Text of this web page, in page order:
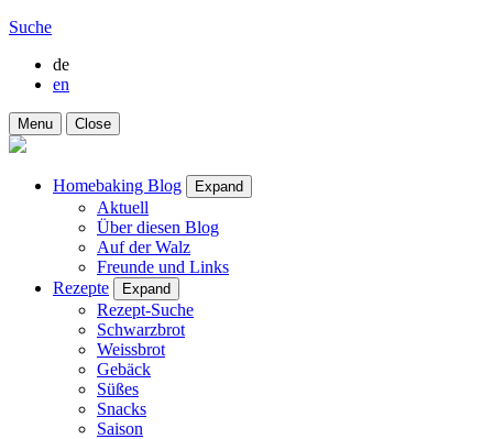
Suche
de
en
Menu Close
Homebaking Blog Expand
Aktuell
Über diesen Blog
Auf der Walz
Freunde und Links
Rezepte
Expand
Rezept-Suche
Schwarzbrot
Weissbrot
Gebäck
Süßes
Snacks
Saison